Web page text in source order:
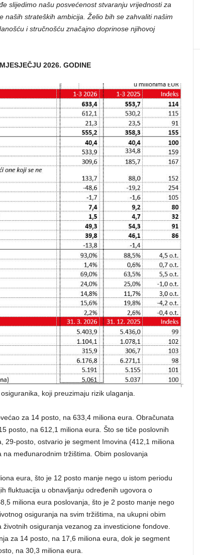
slijedimo našu posvećenost stvaranju vrijednosti za
naših strateških ambicija. Želio bih se zahvaliti našim
i stručnošću značajno doprinose njihovoj
2026. GODINE
koji preuzimaju rizik ulaganja.
za 14 posto, na 633,4 miliona eura. Obračunata
posto, na 612,1 miliona eura. Što se tiče poslovnih
29‑posto, ostvario je segment Imovina (412,1 miliona
međunarodnim tržištima. Obim poslovanja
eura, što je 12 posto manje nego u istom periodu
fluktuacija u obnavljanju određenih ugovora o
miliona eura poslovanja, što je 2 posto manje nego
osiguranja na svim tržištima, na ukupni obim
osiguranja vezanog za investicione fondove.
za 14 posto, na 17,6 miliona eura, dok je segment
na 30,3 miliona eura.